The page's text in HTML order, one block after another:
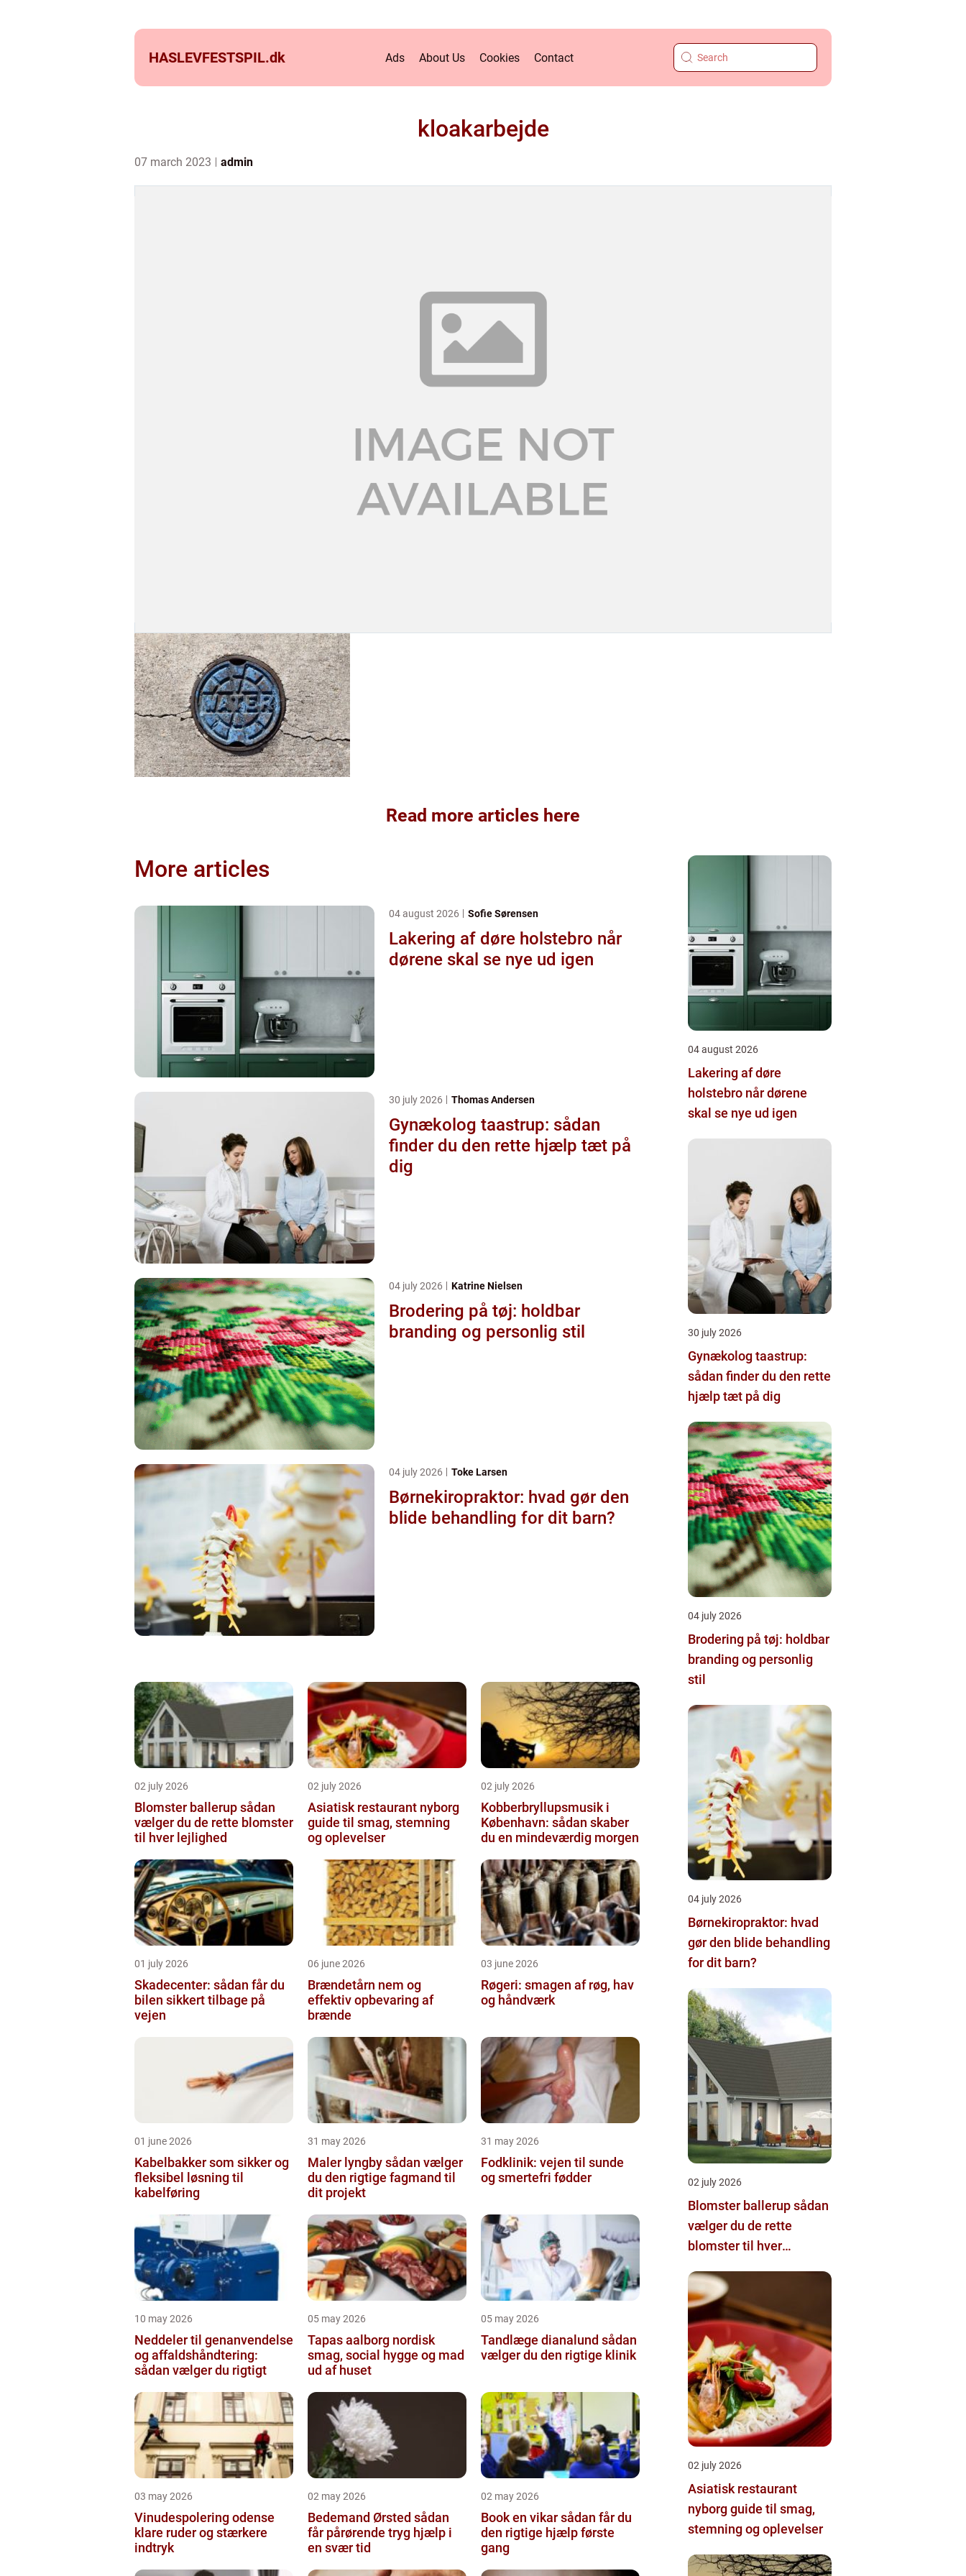
HASLEVFESTSPIL.dk Ads About Us Cookies Contact
kloakarbejde
07 march 2023 admin
Read more articles here
More articles
04 august 2026 Sofie Sørensen
Lakering af døre holstebro når
dørene skal se nye ud igen
30 july 2026 Thomas Andersen
Gynækolog taastrup: sådan
finder du den rette hjælp tæt på
dig
04 july 2026 Katrine Nielsen
Brodering på tøj: holdbar
branding og personlig stil
04 july 2026 Toke Larsen
Børnekiropraktor: hvad gør den
blide behandling for dit barn?
02 july 2026
Blomster ballerup sådan
vælger du de rette blomster
til hver lejlighed
02 july 2026
Asiatisk restaurant nyborg
guide til smag, stemning
og oplevelser
02 july 2026
Kobberbryllupsmusik i
København: sådan skaber
du en mindeværdig morgen
01 july 2026
Skadecenter: sådan får du
bilen sikkert tilbage på
vejen
06 june 2026
Brændetårn nem og
effektiv opbevaring af
brænde
03 june 2026
Røgeri: smagen af røg, hav
og håndværk
01 june 2026
Kabelbakker som sikker og
fleksibel løsning til
kabelføring
31 may 2026
Maler lyngby sådan vælger
du den rigtige fagmand til
dit projekt
31 may 2026
Fodklinik: vejen til sunde
og smertefri fødder
10 may 2026
Neddeler til genanvendelse
og affaldshåndtering:
sådan vælger du rigtigt
05 may 2026
Tapas aalborg nordisk
smag, social hygge og mad
ud af huset
05 may 2026
Tandlæge dianalund sådan
vælger du den rigtige klinik
03 may 2026
Vinudespolering odense
klare ruder og stærkere
indtryk
02 may 2026
Bedemand Ørsted sådan
får pårørende tryg hjælp i
en svær tid
02 may 2026
Book en vikar sådan får du
den rigtige hjælp første
gang
04 august 2026
Lakering af døre
holstebro når dørene
skal se nye ud igen
30 july 2026
Gynækolog taastrup:
sådan finder du den rette
hjælp tæt på dig
04 july 2026
Brodering på tøj: holdbar
branding og personlig
stil
04 july 2026
Børnekiropraktor: hvad
gør den blide behandling
for dit barn?
02 july 2026
Blomster ballerup sådan
vælger du de rette
blomster til hver
02 july 2026
Asiatisk restaurant
nyborg guide til smag,
stemning og oplevelser